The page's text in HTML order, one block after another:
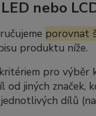
nebo
porovnat
produktu níže.
pro výběr
od jiných
dílů